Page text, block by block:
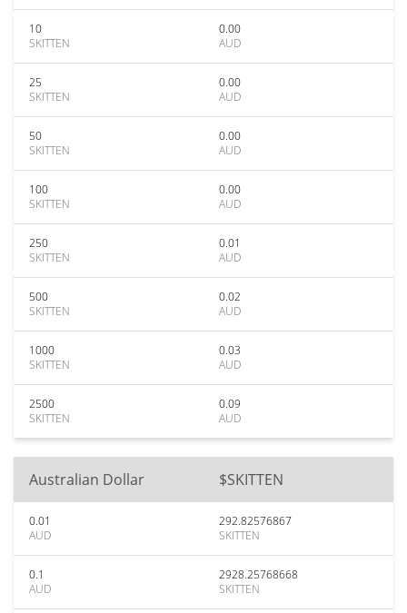
10
SKITTEN
0.00
AUD
25
SKITTEN
0.00
AUD
50
SKITTEN
0.00
AUD
100
SKITTEN
0.00
AUD
250
SKITTEN
0.01
AUD
500
SKITTEN
0.02
AUD
1000
SKITTEN
0.03
AUD
2500
SKITTEN
0.09
AUD
Australian Dollar $SKITTEN
0.01
AUD
292.82576867
SKITTEN
0.1
AUD
2928.25768668
SKITTEN